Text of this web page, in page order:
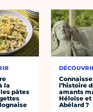
la
pâtes
l’histoire
amants
Héloïse et
Abélard ?